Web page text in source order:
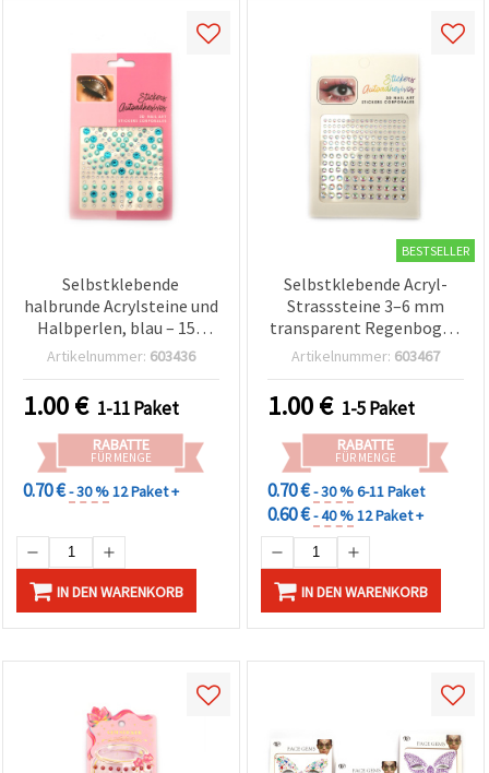
Selbstklebende
halbrunde Acrylsteine und
Halbperlen, blau – 159
Stück
Artikelnummer: 603436
1.00€ 1-11 Paket
RABATTE
FÜR MENGE
0.70 €- 30 %12 Paket +
IN DEN WARENKORB
BESTSELLER
Selbstklebende Acryl-
Strasssteine 3–6 mm
transparent Regenbogen
– 165 Stück Bastelsteine
Artikelnummer: 603467
1.00€ 1-5 Paket
RABATTE
FÜR MENGE
0.70 €- 30 %6-11 Paket
0.60 €- 40 %12 Paket +
IN DEN WARENKORB